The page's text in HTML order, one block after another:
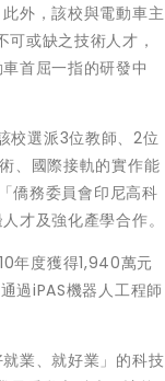
外，該校與電動車主
或缺之技術人才，
首屈一指的研發中
校選派3位教師、2位
、國際接軌的實作能
僑務委員會印尼高科
才及強化產學合作。
年度獲得1,940萬元
過iPAS機器人工程師
業、就好業」的科技